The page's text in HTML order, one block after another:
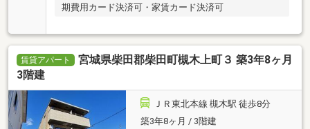
期費用カード決済可・家賃カード決済可
賃貸アパート
宮城県柴田郡柴田町槻木上町３ 築3年8ヶ月
3階建
ＪＲ東北本線 槻木駅 徒歩8分
築3年8ヶ月 / 3階建